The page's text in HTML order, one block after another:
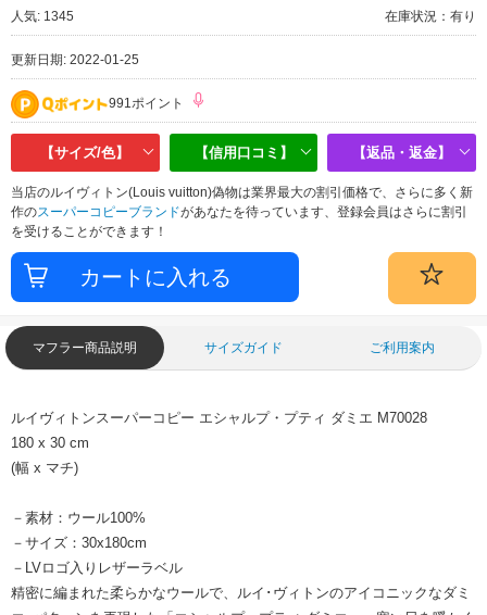
人気: 1345 在庫状況：有り
更新日期: 2022-01-25
991ポイント
【サイズ/色】 【信用口コミ】 【返品・返金】
当店のルイヴィトン(Louis vuitton)偽物は業界最大の割引価格で、さらに多く新
作のスーパーコピーブランドがあなたを待っています、登録会員はさらに割引
を受けることができます！
マフラー商品説明 サイズガイド ご利用案内
ルイヴィトンスーパーコピー エシャルプ・プティ ダミエ M70028
180 x 30 cm
(幅 x マチ)
－素材：ウール100%
－サイズ：30x180cm
－LVロゴ入りレザーラベル
精密に編まれた柔らかなウールで、ルイ･ヴィトンのアイコニックなダミ